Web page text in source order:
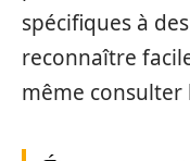
spécifiques à
reconnaître
même consulter